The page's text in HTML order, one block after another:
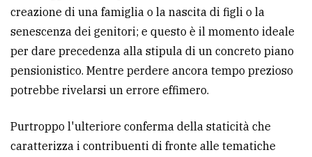
LE
ALTRE
TESTATE
creazione di una famiglia o la nascita di figli o la
senescenza dei genitori; e questo è il momento ideale
per dare precedenza alla stipula di un concreto piano
pensionistico. Mentre perdere ancora tempo prezioso
potrebbe rivelarsi un errore effimero.
Purtroppo l'ulteriore conferma della staticità che
caratterizza i contribuenti di fronte alle tematiche